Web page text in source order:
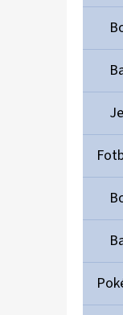
G
R
E